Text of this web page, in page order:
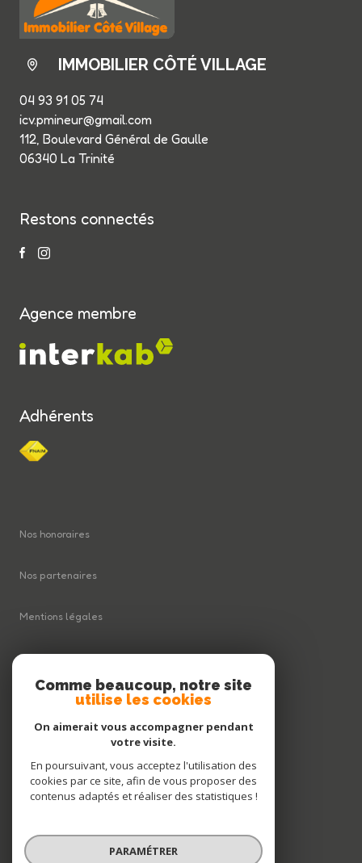
IMMOBILIER CÔTÉ VILLAGE
04 93 91 05 74
icv.pmineur@gmail.com
112, Boulevard Général de Gaulle
06340 La Trinité
Restons connectés
Agence membre
Adhérents
Nos honoraires
Nos partenaires
Mentions légales
Plan du site
Cookies
© 2026 | Tous droits réservés
Comme beaucoup, notre site
utilise les cookies
On aimerait vous accompagner pendant
votre visite.
En poursuivant, vous acceptez l'utilisation des
cookies par ce site, afin de vous proposer des
contenus adaptés et réaliser des statistiques !
PARAMÉTRER